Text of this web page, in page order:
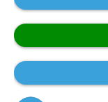
© 2026 Happy
Made in